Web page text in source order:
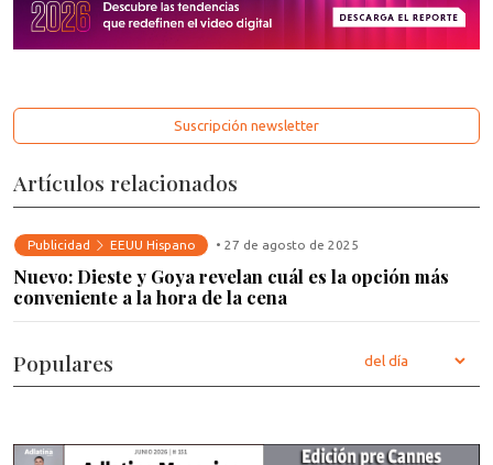
Suscripción newsletter
Artículos relacionados
Publicidad EEUU Hispano • 27 de agosto de 2025
Nuevo: Dieste y Goya revelan cuál es la opción más
conveniente a la hora de la cena
Populares